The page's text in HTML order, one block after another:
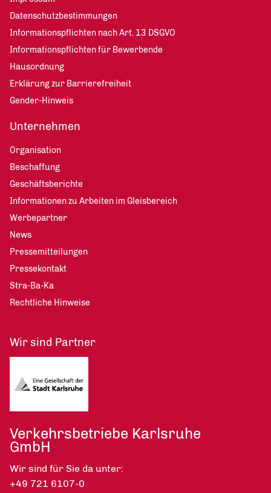
Datenschutzbestimmungen
Informationspflichten nach Art. 13 DSGVO
Informationspflichten für Bewerbende
Hausordnung
Erklärung zur Barrierefreiheit
Gender-Hinweis
Unternehmen
Organisation
Beschaffung
Geschäftsberichte
Informationen zu Arbeiten im Gleisbereich
Werbepartner
News
Pressemitteilungen
Pressekontakt
Stra-Ba-Ka
Rechtliche Hinweise
Wir sind Partner
Verkehrsbetriebe Karlsruhe
GmbH
Wir sind für Sie da unter:
+49 721 6107-0